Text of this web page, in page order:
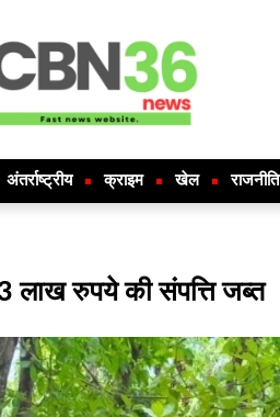
अंतर्राष्ट्रीय क्राइम खेल राजनीति
रुपये की संपत्ति जब्त